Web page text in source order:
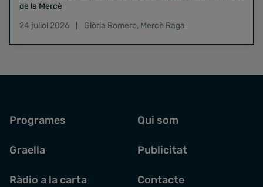
de la Mercè
24 juliol 2026
Glòria Romero, Mercè Raga
Programes
Graella
Ràdio a la carta
Qui som
Publicitat
Contacte